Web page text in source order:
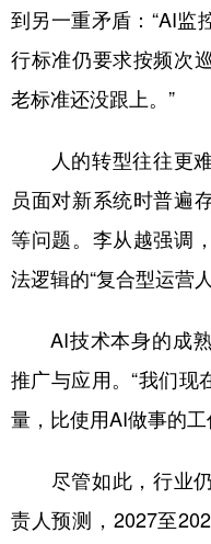
到另一重矛盾：“AI监
行标准仍要求按频次
老标准还没跟上。”
人的转型往往更难
员面对新系统时普遍
等问题。李从越强调
法逻辑的“复合型运营人
AI技术本身的成熟
推广与应用。“我们现
量，比使用AI做事的工
尽管如此，行业仍
责人预测，2027至